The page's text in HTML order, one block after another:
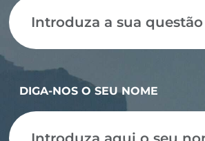
DIGA-NOS O SEU NOME